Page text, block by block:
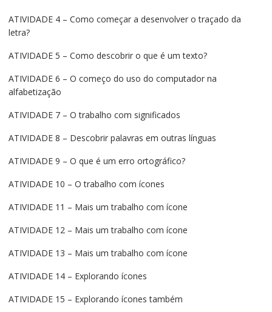
ATIVIDADE 4 – Como começar a desenvolver o traçado da
letra?
ATIVIDADE 5 – Como descobrir o que é um texto?
ATIVIDADE 6 – O começo do uso do computador na
alfabetização
ATIVIDADE 7 – O trabalho com significados
ATIVIDADE 8 – Descobrir palavras em outras línguas
ATIVIDADE 9 – O que é um erro ortográfico?
ATIVIDADE 10 – O trabalho com ícones
ATIVIDADE 11 – Mais um trabalho com ícone
ATIVIDADE 12 – Mais um trabalho com ícone
ATIVIDADE 13 – Mais um trabalho com ícone
ATIVIDADE 14 – Explorando ícones
ATIVIDADE 15 – Explorando ícones também